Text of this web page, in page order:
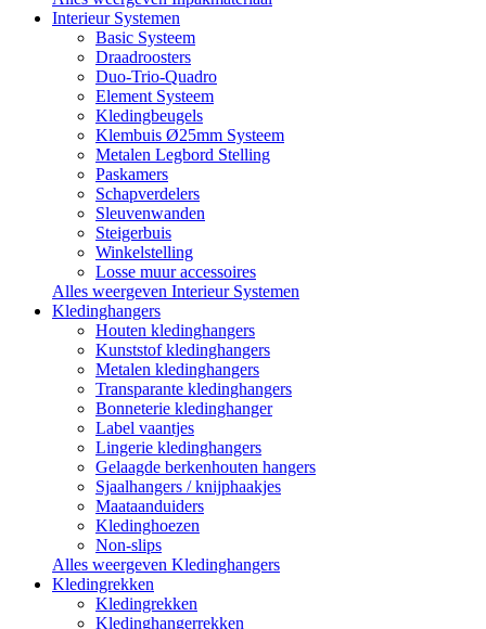
Interieur Systemen
Basic Systeem
Draadroosters
Duo-Trio-Quadro
Element Systeem
Kledingbeugels
Klembuis Ø25mm Systeem
Metalen Legbord Stelling
Paskamers
Schapverdelers
Sleuvenwanden
Steigerbuis
Winkelstelling
Losse muur accessoires
Alles weergeven Interieur Systemen
Kledinghangers
Houten kledinghangers
Kunststof kledinghangers
Metalen kledinghangers
Transparante kledinghangers
Bonneterie kledinghanger
Label vaantjes
Lingerie kledinghangers
Gelaagde berkenhouten hangers
Sjaalhangers / knijphaakjes
Maataanduiders
Kledinghoezen
Non-slips
Alles weergeven Kledinghangers
Kledingrekken
Kledingrekken
Kledinghangerrekken